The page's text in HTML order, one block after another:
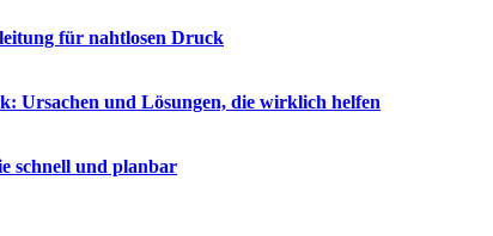
für nahtlosen Druck
Ursachen und Lösungen, die wirklich helfen
schnell und planbar